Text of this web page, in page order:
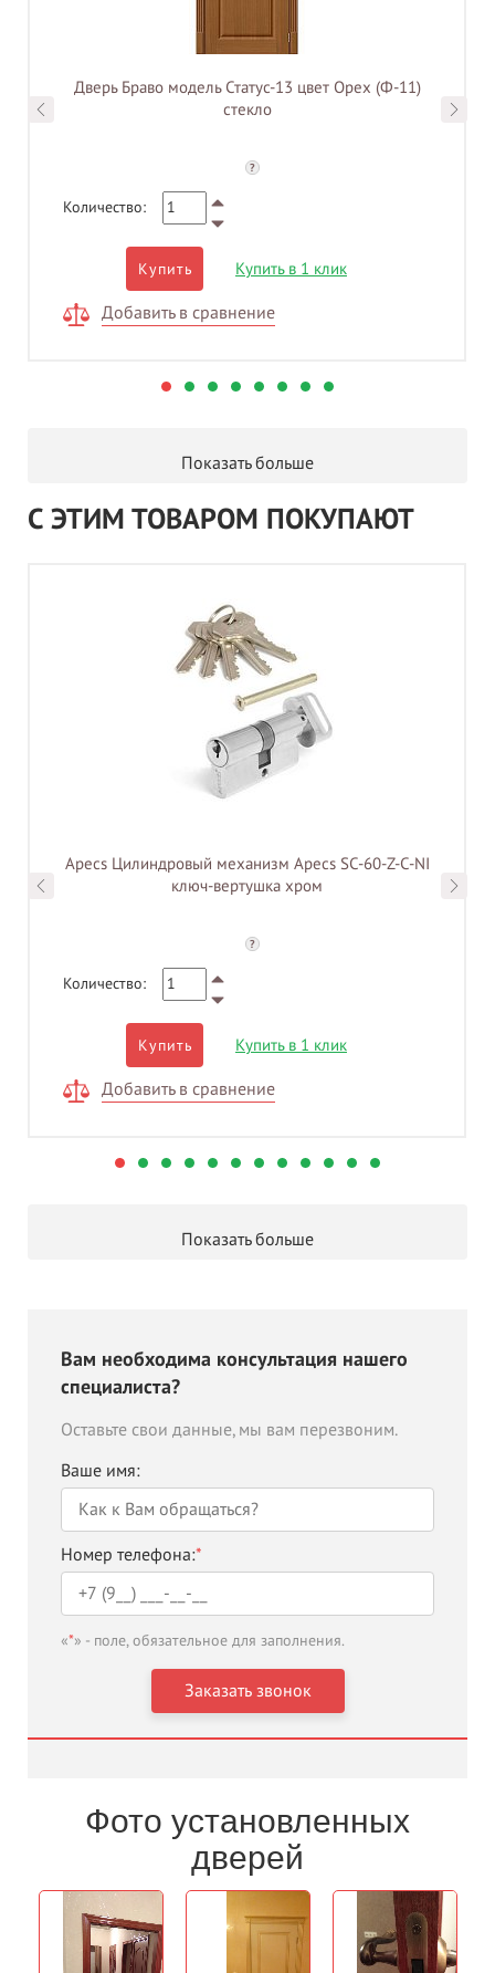
Дверь Браво модель Статус-13 цвет Орех (Ф-11)
стекло
?
Количество:
Купить Купить в 1 клик
Добавить в сравнение
Показать больше
С ЭТИМ ТОВАРОМ ПОКУПАЮТ
Apecs Цилиндровый механизм Apecs SC-60-Z-C-NI
ключ-вертушка хром
?
Количество:
Купить Купить в 1 клик
Добавить в сравнение
Показать больше
Вам необходима консультация нашего
специалиста?
Оставьте свои данные, мы вам перезвоним.
Ваше имя:
Номер телефона:*
«*» - поле, обязательное для заполнения.
Фото установленных
дверей